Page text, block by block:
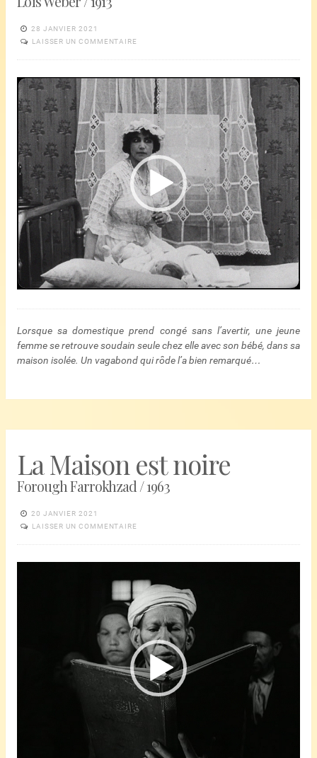
28 JANVIER 2021
LAISSER UN COMMENTAIRE
Lecteur
vidéo
Lorsque sa domestique prend congé sans l’avertir, une jeune
femme se retrouve soudain seule chez elle avec son bébé, dans sa
maison isolée. Un vagabond qui rôde l’a bien remarqué…
La Maison est noire
Forough Farrokhzad / 1963
20 JANVIER 2021
LAISSER UN COMMENTAIRE